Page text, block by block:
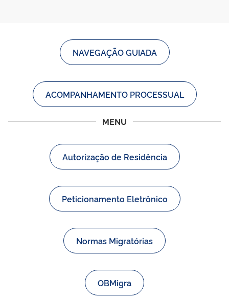
NAVEGAÇÃO GUIADA
ACOMPANHAMENTO PROCESSUAL
MENU
Autorização de Residência
Peticionamento Eletrônico
Normas Migratórias
OBMigra